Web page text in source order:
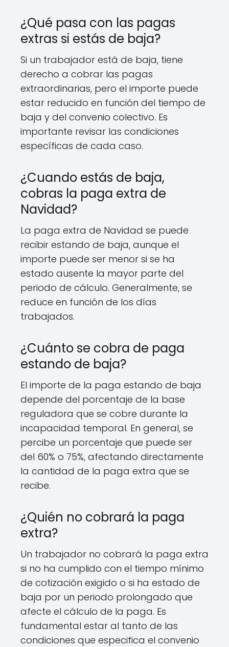
¿Qué pasa con las pagas
extras si estás de baja?
Si un trabajador está de baja, tiene
derecho a cobrar las pagas
extraordinarias, pero el importe puede
estar reducido en función del tiempo de
baja y del convenio colectivo. Es
importante revisar las condiciones
específicas de cada caso.
¿Cuando estás de baja,
cobras la paga extra de
Navidad?
La paga extra de Navidad se puede
recibir estando de baja, aunque el
importe puede ser menor si se ha
estado ausente la mayor parte del
periodo de cálculo. Generalmente, se
reduce en función de los días
trabajados.
¿Cuánto se cobra de paga
estando de baja?
El importe de la paga estando de baja
depende del porcentaje de la base
reguladora que se cobre durante la
incapacidad temporal. En general, se
percibe un porcentaje que puede ser
del 60% o 75%, afectando directamente
la cantidad de la paga extra que se
recibe.
¿Quién no cobrará la paga
extra?
Un trabajador no cobrará la paga extra
si no ha cumplido con el tiempo mínimo
de cotización exigido o si ha estado de
baja por un periodo prolongado que
afecte el cálculo de la paga. Es
fundamental estar al tanto de las
condiciones que especifica el convenio